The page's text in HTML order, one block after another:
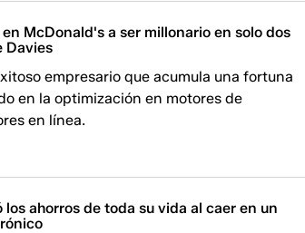
McDonald's a ser millonario en solo dos
Davies
empresario que acumula una fortuna
en la optimización en motores de
en línea.
ahorros de toda su vida al caer en un